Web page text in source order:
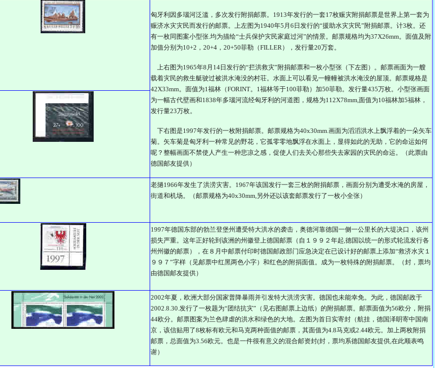
匈牙利因多瑙河泛滥，多次发行附捐邮票。1913年发行的一套17枚赈灾附捐邮票是世界上第一套为
赈济水灾灾民而发行的邮票。上左图为1940年5月6日发行的“援助水灾灾民”附捐邮票。计3枚。还
有一枚同图案小型张.均为描绘“士兵保护灾民家庭过河”的情景。邮票规格均为37X26mm。面值及附
加值分别为10+2，20+4，20+50菲勒（FILLER），发行量20万套。
上右图为1965年8月14日发行的“拦洪救灾”附捐邮票和一枚小型张（下左图）。邮票画面为一艘
载着灾民的救生艇驶过被洪水淹没的村荘。水面上可以看见一幢幢被洪水淹没的屋顶。邮票规格是
42X33mm。面值为1福林（FORINT。1福林等于100菲勒）加50菲勒。发行量435万枚。小型张画面
为一幅古代壁画和1838年多瑙河流经匈牙利的河道图，规格为112X78mm,面值为10福林加5福林，
发行量23万枚。
下右图是1997年发行的一枚附捐邮票。邮票规格为40x30mm.画面为滔滔洪水上飘浮着的一朵矢车
菊。矢车菊是匈牙利一种常见的野花，它孤零零地飘浮在水面上，显得如此的无助，它的命运如何
呢？整幅画面不禁使人产生一种悲凉之感，促使人们去关心那些失去家园的灾民的命运。（此票由
德国邮友提供）
老撾1966年发生了洪涝灾害。1967年该国发行一套三枚的附捐邮票，画面分别为遭受水淹的房屋，
街道和机场。（邮票规格为40x30mm,另外还以该套邮票发行了一枚小全张）
1997年德国东部的勃兰登堡州遭受特大洪水的袭击，奥德河靠德国一侧一公里长的大堤决口，该州
损失严重。这年正好轮到该洲的州徽登上德国邮票（自１９９２年起,德国以统一的形式轮流发行各
州州徽的邮票），在８月中邮票付印时德国邮政部门应急决定在已设计好的邮票上添加“救济水灾１
９９７”字样（见邮票中红黑两色小字）和红色的附捐面值。成为一枚特殊的附捐邮票。（封，票均
由德国邮友提供）
2002年夏，欧洲大部分国家普降暴雨并引发特大洪涝灾害。德国也未能幸免。为此，德国邮政于
2002.8.30.发行了一枚题为“团结抗灾”（见右图邮票上边纸）的附捐邮票。邮票面值为56欧分，附捐
44欧分。邮票图案为兰色肆虐的洪水和绿色的大地。左图为首日实寄封（航挂，德国泽眀寄中国南
京，该信贴用了8枚标有欧元和马克两种面值的邮票，其面值为4.8马克或2.44欧元。加上两枚附捐
邮票，总面值为3.56欧元。也是一件很有意义的混合邮资封(封，票均系德国邮友提供,在此顺表鸣
谢）